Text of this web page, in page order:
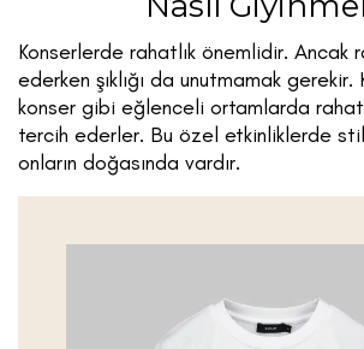
Konserlerde rahatlık önemlidir. Ancak
ederken şıklığı da unutmamak gerekir.
konser gibi eğlenceli ortamlarda rahat
tercih ederler. Bu özel etkinliklerde
onların doğasında vardır.